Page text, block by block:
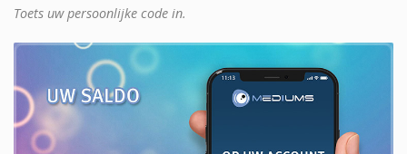
Toets uw persoonlijke code in.